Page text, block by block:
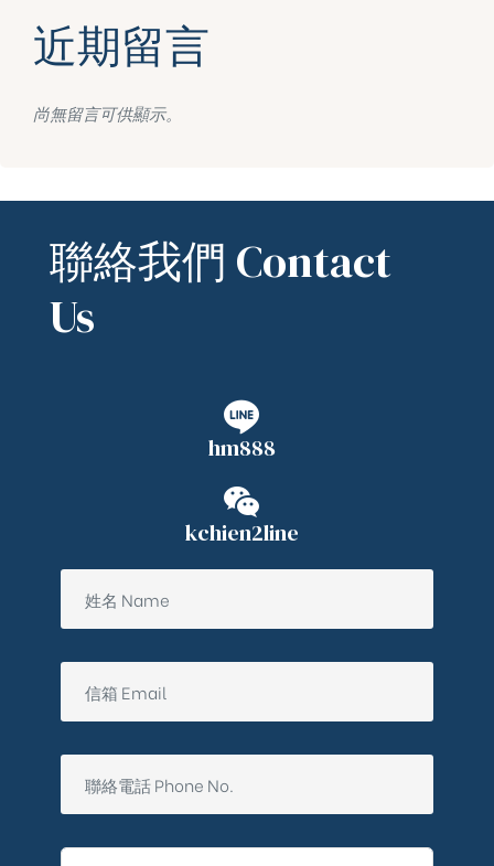
近期留言
尚無留言可供顯示。
聯絡我們 Contact
Us
hm888
kchien2line